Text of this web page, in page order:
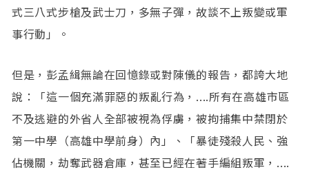
式三八式步槍及武士刀，多無子彈，故談不上叛變或軍
事行動」。
但是，彭孟緝無論在回憶錄或對陳儀的報告，都誇大地
說：「這一個充滿罪惡的叛亂行為，....所有在高雄市區
不及逃避的外省人全部被視為俘虜，被拘捕集中禁閉於
第一中學（高雄中學前身）內」、「暴徒殘殺人民、強
佔機關，劫奪武器倉庫，甚至已經在著手編組叛軍，....